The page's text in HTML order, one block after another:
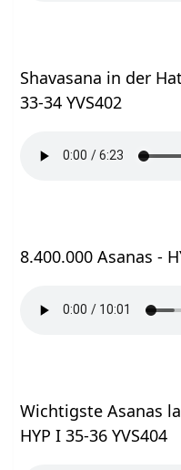
Shavasana in der
33-34 YVS402
8.400.000 Asanas -
Wichtigste Asanas
HYP I 35-36 YVS404